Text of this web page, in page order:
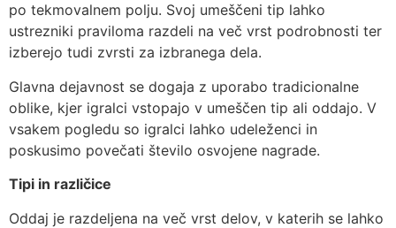
po tekmovalnem polju. Svoj umeščeni tip lahko
ustrezniki praviloma razdeli na več vrst podrobnosti ter
izberejo tudi zvrsti za izbranega dela.
Glavna dejavnost se dogaja z uporabo tradicionalne
oblike, kjer igralci vstopajo v umeščen tip ali oddajo. V
vsakem pogledu so igralci lahko udeleženci in
poskusimo povečati število osvojene nagrade.
Tipi in različice
Oddaj je razdeljena na več vrst delov, v katerih se lahko